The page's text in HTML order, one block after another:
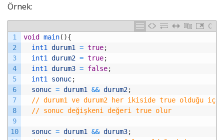
Örnek:
C
1
2
3
4
5
6
7
8
9
10
void main( ){
int1 durum1 = true;
int1 durum2 = true;
int1 durum3 = false;
int1 sonuc;
sonuc = durum1 && durum2;
// durum1 ve durum2 her ikiside true olduğu için
// sonuc değişkeni değeri true olur
sonuc = durum1 && durum3;